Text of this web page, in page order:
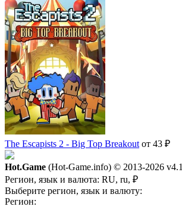
The Escapists 2 - Big Top Breakout от 43 ₽
Hot.Game (Hot-Game.info) © 2013-2026 v4.1
Регион, язык и валюта: RU, ru, ₽
Выберите регион, язык и валюту:
Регион: